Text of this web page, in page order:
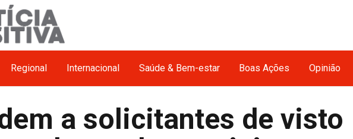
Regional Internacional Saúde & Bem-estar Boas Ações Opinião
a solicitantes de visto